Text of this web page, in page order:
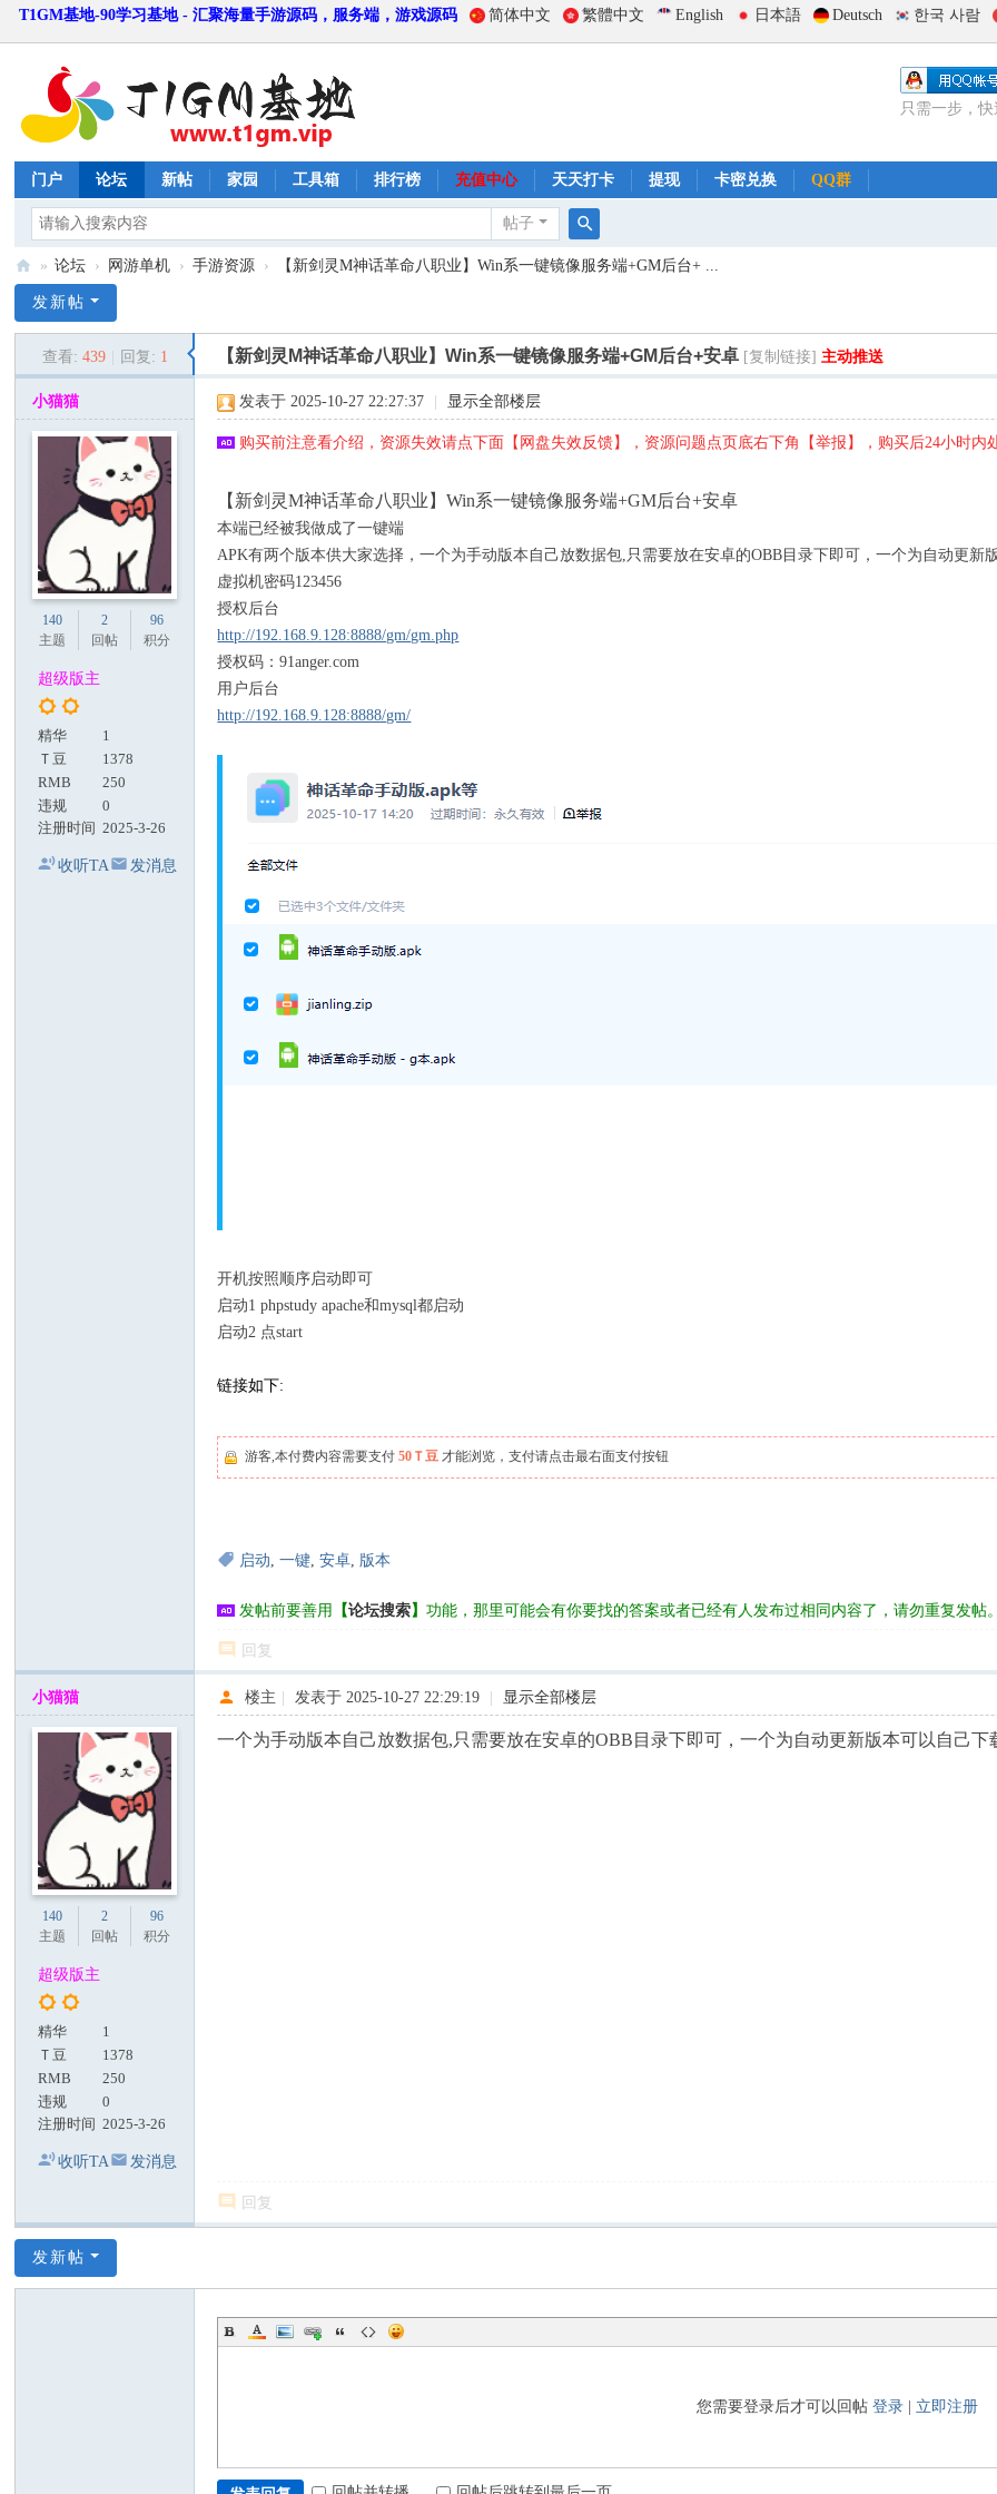
T1GM基地-90学习基地 - 汇聚海量手游源码，服务端，游戏源码 简体中文 繁體中文 English 日本語 Deutsch 한국 사람
只需一步，
门户 论坛 新帖 家园 工具箱 排行榜 充值中心 天天打卡 提现 卡密兑换 QQ群
帖子
搜
1
» 论坛 › 网游单机 › 手游资源 › 【新剑灵M神话革命八职业】Win系一键镜像服务端+GM后台+ ...
发新帖
查看: 439 回复: 1 【新剑灵M神话革命八职业】Win系一键镜像服务端+GM后台+安卓 [复制链接] 主动推送
小猫猫
140
主题
2
回帖
96
积分
超级版主
精华
1
Ｔ豆
1378
RMB
250
违规
0
注册时间 2025-3-26
收听TA 发消息
发表于 2025-10-27 22:27:37 显示全部楼层
购买前注意看介绍，资源失效请点下面【网盘失效反馈】，资源问题点页底右下角【举报】，购买后24小时
【新剑灵M神话革命八职业】Win系一键镜像服务端+GM后台+安卓
本端已经被我做成了一键端
APK有两个版本供大家选择，一个为手动版本自己放数据包,只需要放在安卓的OBB目录下即可，一个为自动更新
虚拟机密码123456
授权后台
http://192.168.9.128:8888/gm/gm.php
授权码：91anger.com
用户后台
http://192.168.9.128:8888/gm/
开机按照顺序启动即可
启动1 phpstudy apache和mysql都启动
启动2 点start
链接如下:
游客,本付费内容需要支付50Ｔ豆 才能浏览，支付请点击最右面支付按钮
启动,一键,安卓, 版本
发帖前要善用 【论坛搜索】功能，那里可能会有你要找的答案或者已经有人发布过相同内容了，请勿重复发帖
回复
小猫猫
140
主题
2
回帖
96
积分
超级版主
精华
1
Ｔ豆
1378
RMB
250
违规
0
注册时间 2025-3-26
收听TA 发消息
楼主 发表于 2025-10-27 22:29:19 显示全部楼层
一个为手动版本自己放数据包,只需要放在安卓的OBB目录下即可，一个为自动更新版本可以自己下
回复
发新帖
您需要登录后才可以回帖 登录| 立即注册